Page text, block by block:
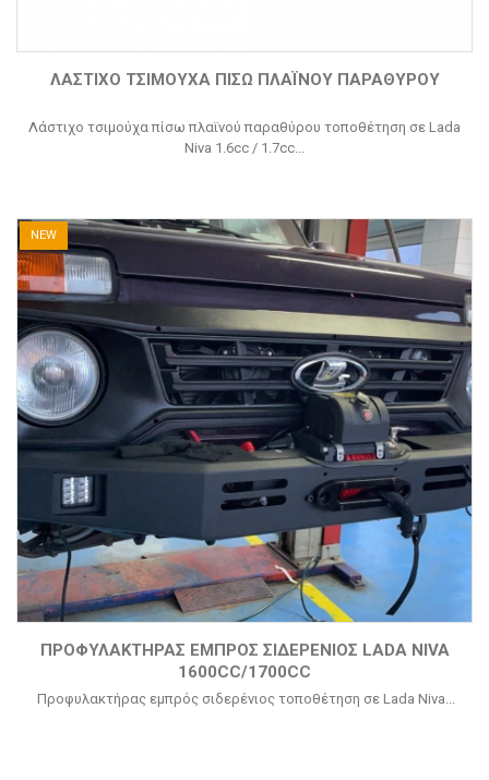
ΛΆΣΤΙΧΟ ΤΣΙΜΟΎΧΑ ΠΊΣΩ ΠΛΑΪΝΟΎ ΠΑΡΑΘΎΡΟΥ
Λάστιχο τσιμούχα πίσω πλαϊνού παραθύρου τοποθέτηση σε Lada
Niva 1.6cc / 1.7cc...
NEW
ΠΡΟΦΥΛΑΚΤΉΡΑΣ ΕΜΠΡΌΣ ΣΙΔΕΡΈΝΙΟΣ LADA NIVA
1600CC/1700CC
Προφυλακτήρας εμπρός σιδερένιος τοποθέτηση σε Lada Niva...